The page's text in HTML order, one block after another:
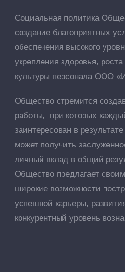
Социальная политика
создание благоприятных
обеспечения высокого
укрепления здоровья,
культуры персонала ООО
Общество стремится
работы, при которых
заинтересован в
может получить
личный вклад в общий
Общество предлагает
широкие возможности
успешной карьеры,
конкурентный уровень